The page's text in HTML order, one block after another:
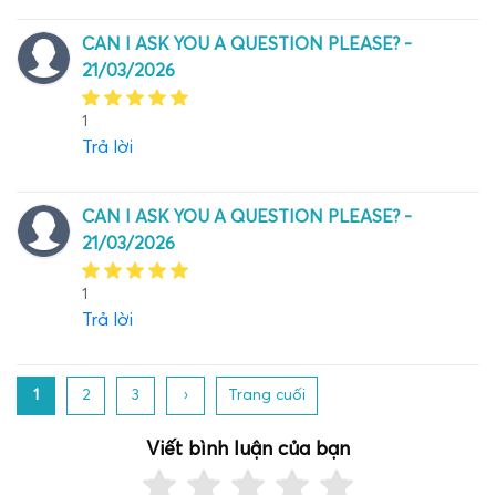
CAN I ASK YOU A QUESTION PLEASE? -
21/03/2026
1
Trả lời
CAN I ASK YOU A QUESTION PLEASE? -
21/03/2026
1
Trả lời
1 2 3 › Trang cuối
Viết bình luận của bạn